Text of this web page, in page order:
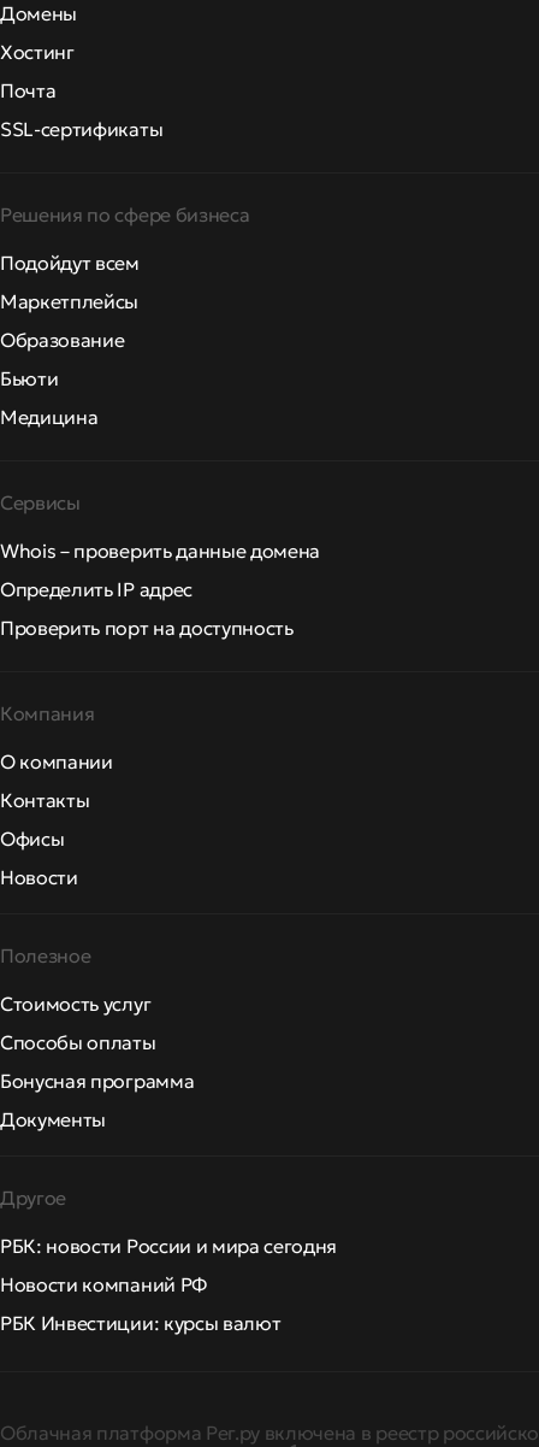
Домены
Хостинг
Почта
SSL-сертификаты
Решения по сфере бизнеса
Подойдут всем
Маркетплейсы
Образование
Бьюти
Медицина
Сервисы
Whois – проверить данные домена
Определить IP адрес
Проверить порт на доступность
Компания
О компании
Контакты
Офисы
Новости
Полезное
Стоимость услуг
Способы оплаты
Бонусная программа
Документы
Другое
РБК: новости России и мира сегодня
Новости компаний РФ
РБК Инвестиции: курсы валют
Облачная платформа Рег.ру включена в реестр